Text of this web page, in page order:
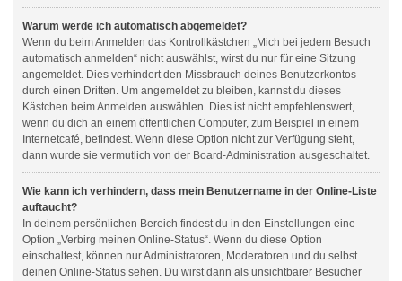
Warum werde ich automatisch abgemeldet?
Wenn du beim Anmelden das Kontrollkästchen „Mich bei jedem Besuch
automatisch anmelden“ nicht auswählst, wirst du nur für eine Sitzung
angemeldet. Dies verhindert den Missbrauch deines Benutzerkontos
durch einen Dritten. Um angemeldet zu bleiben, kannst du dieses
Kästchen beim Anmelden auswählen. Dies ist nicht empfehlenswert,
wenn du dich an einem öffentlichen Computer, zum Beispiel in einem
Internetcafé, befindest. Wenn diese Option nicht zur Verfügung steht,
dann wurde sie vermutlich von der Board-Administration ausgeschaltet.
Wie kann ich verhindern, dass mein Benutzername in der Online-Liste
auftaucht?
In deinem persönlichen Bereich findest du in den Einstellungen eine
Option „Verbirg meinen Online-Status“. Wenn du diese Option
einschaltest, können nur Administratoren, Moderatoren und du selbst
deinen Online-Status sehen. Du wirst dann als unsichtbarer Besucher